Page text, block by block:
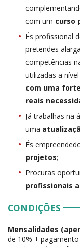
com um curso
És profissional
pretendes
competências
utilizadas a
com uma
reais
Já trabalhas na
uma
És
projetos;
Procuras
profissionais
CONDIÇÕES
Mensalidades
de 10% +